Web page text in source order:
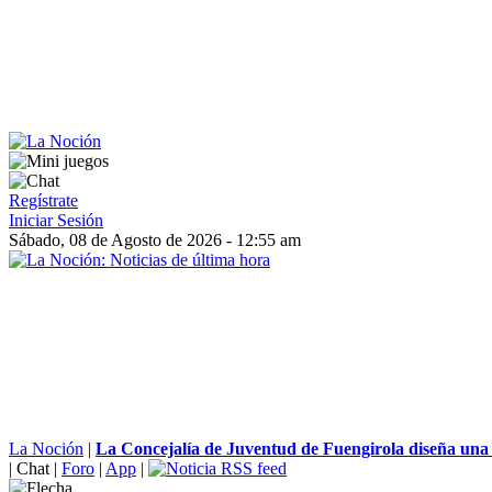
Regístrate
Iniciar Sesión
Sábado, 08 de Agosto de 2026 - 12:55 am
La Noción | La Concejalía de Juventud de Fuengirola diseña
| Chat | Foro | App |